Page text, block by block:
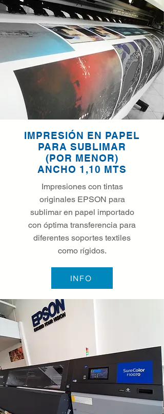
IMPRESIÓN EN PAPEL
PARA SUBLIMAR
(POR MENOR)
ANCHO 1,10 MTS
Impresiones con tintas
originales EPSON para
sublimar en papel importado
con óptima transferencia para
diferentes soportes textiles
como rígidos.
INFO